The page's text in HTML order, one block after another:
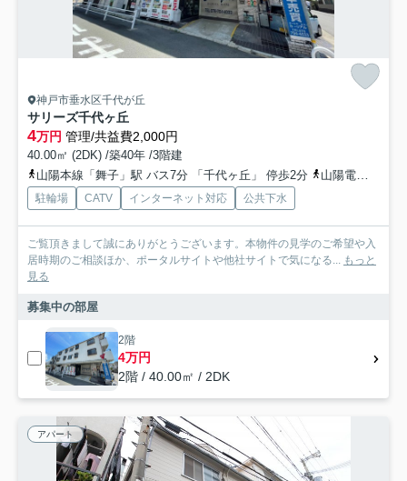
神戸市垂水区千代が丘
サリーズ千代ヶ丘
4万円 管理/共益費2,000円
40.00㎡ (2DK) /築40年 /3階建
山陽本線「舞子」駅 バス7分 「千代ヶ丘」 停歩2分
山陽電鉄本線「山陽垂水」駅 バス7分 「千代ヶ丘」 停歩2分
駐輪場 CATV インターネット対応 公共下水
ご覧頂きまして誠にありがとうございます。本物件の見学のご希望や入
居時期のご相談ほか、ポータルサイトや他社サイトで気になる...
もっと
見る
募集中の部屋
2階
4万円
2階 / 40.00㎡ / 2DK
アパート